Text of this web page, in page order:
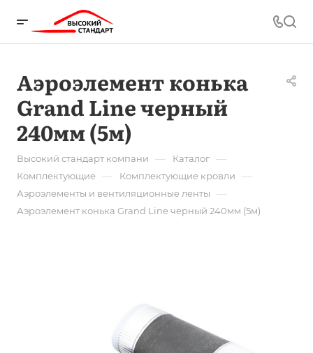
Аэроэлемент конька
Grand Line черный
240мм (5м)
Высокий стандарт компани — Каталог —
Комплектующие — Комплектующие кровли —
Аэроэлементы и вентиляционные ленты —
Аэроэлемент конька Grand Line черный 240мм (5м)